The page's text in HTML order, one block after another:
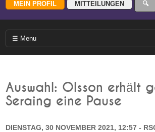
Auswahl: Olsson erhält
Seraing eine Pause
DIENSTAG, 30 NOVEMBER 2021, 12:57 -